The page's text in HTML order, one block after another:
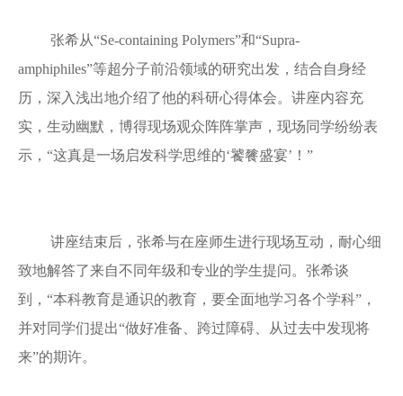
张希从“Se-containing Polymers”和“Supra-
amphiphiles”等超分子前沿领域的研究出发，结合自身经
历，深入浅出地介绍了他的科研心得体会。讲座内容充
实，生动幽默，博得现场观众阵阵掌声，现场同学纷纷表
示，“这真是一场启发科学思维的‘饕餮盛宴’！”
讲座结束后，张希与在座师生进行现场互动，耐心细
致地解答了来自不同年级和专业的学生提问。张希谈
到，“本科教育是通识的教育，要全面地学习各个学科”，
并对同学们提出“做好准备、跨过障碍、从过去中发现将
来”的期许。